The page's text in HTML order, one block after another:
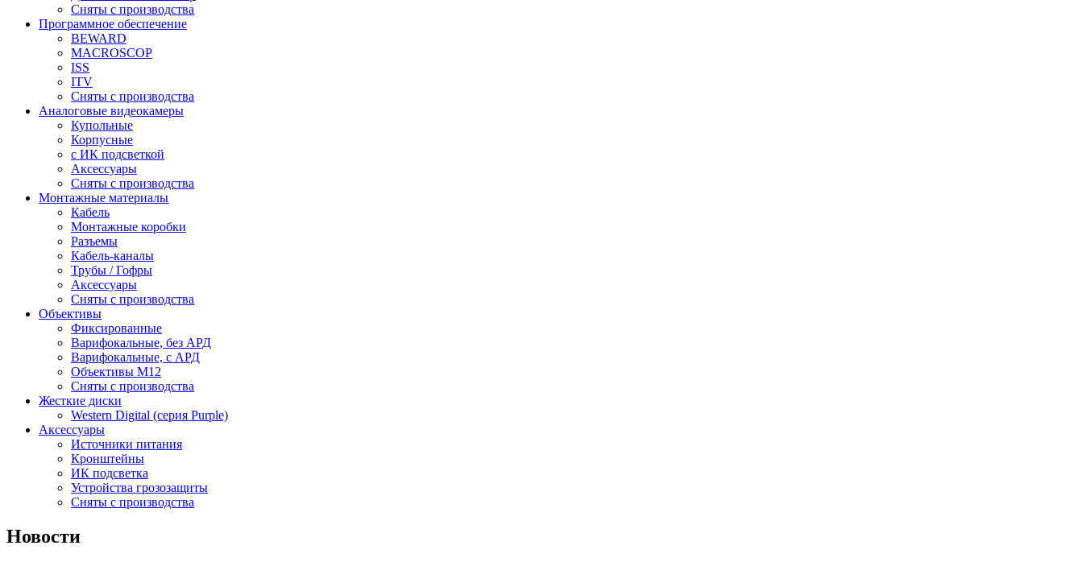
Сняты с производства
Программное обеспечение
BEWARD
MACROSCOP
ISS
ITV
Сняты с производства
Аналоговые видеокамеры
Купольные
Корпусные
c ИК подсветкой
Аксессуары
Сняты с производства
Монтажные материалы
Кабель
Монтажные коробки
Разъемы
Кабель-каналы
Трубы / Гофры
Аксессуары
Сняты с производства
Объективы
Фиксированные
Варифокальные, без АРД
Варифокальные, с АРД
Объективы M12
Сняты с производства
Жесткие диски
Western Digital (серия Purple)
Аксессуары
Источники питания
Кронштейны
ИК подсветка
Устройства грозозащиты
Сняты с производства
Новости